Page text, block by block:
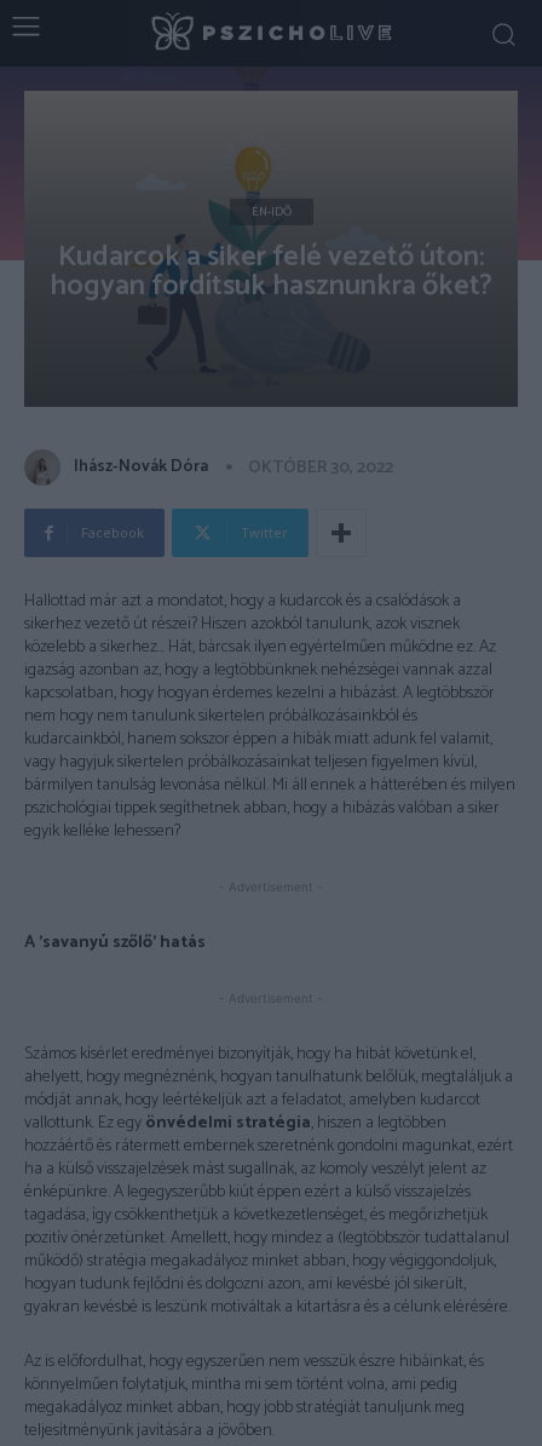
ÉN-IDŐ
Kudarcok a siker felé vezető úton:
hogyan fordítsuk hasznunkra őket?
Ihász-Novák Dóra OKTÓBER 30, 2022
Facebook Twitter
Hallottad már azt a mondatot, hogy a kudarcok és a csalódások a
sikerhez vezető út részei? Hiszen azokból tanulunk, azok visznek
közelebb a sikerhez… Hát, bárcsak ilyen egyértelműen működne ez. Az
igazság azonban az, hogy a legtöbbünknek nehézségei vannak azzal
kapcsolatban, hogy hogyan érdemes kezelni a hibázást. A legtöbbször
nem hogy nem tanulunk sikertelen próbálkozásainkból és
kudarcainkból, hanem sokszor éppen a hibák miatt adunk fel valamit,
vagy hagyjuk sikertelen próbálkozásainkat teljesen figyelmen kívül,
bármilyen tanulság levonása nélkül. Mi áll ennek a hátterében és milyen
pszichológiai tippek segíthetnek abban, hogy a hibázás valóban a siker
egyik kelléke lehessen?
- Advertisement -
A ’savanyú szőlő’ hatás
- Advertisement -
Számos kísérlet eredményei bizonyítják, hogy ha hibát követünk el,
ahelyett, hogy megnéznénk, hogyan tanulhatunk belőlük, megtaláljuk a
módját annak, hogy leértékeljük azt a feladatot, amelyben kudarcot
vallottunk. Ez egyönvédelmi stratégia, hiszen a legtöbben
hozzáértő és rátermett embernek szeretnénk gondolni magunkat, ezért
ha a külső visszajelzések mást sugallnak, az komoly veszélyt jelent az
énképünkre. A legegyszerűbb kiút éppen ezért a külső visszajelzés
tagadása, így csökkenthetjük a következetlenséget, és megőrizhetjük
pozitív önérzetünket. Amellett, hogy mindez a (legtöbbször tudattalanul
működő) stratégia megakadályoz minket abban, hogy végiggondoljuk,
hogyan tudunk fejlődni és dolgozni azon, ami kevésbé jól sikerült,
gyakran kevésbé is leszünk motiváltak a kitartásra és a célunk elérésére.
Az is előfordulhat, hogy egyszerűen nem vesszük észre hibáinkat, és
könnyelműen folytatjuk, mintha mi sem történt volna, ami pedig
megakadályoz minket abban, hogy jobb stratégiát tanuljunk meg
teljesítményünk javítására a jövőben.